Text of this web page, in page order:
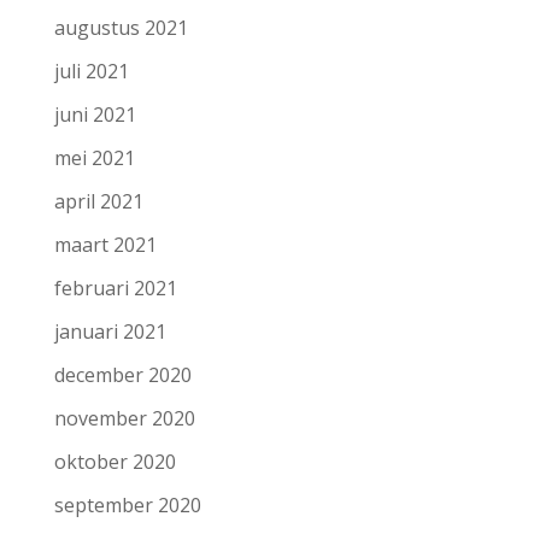
augustus 2021
juli 2021
juni 2021
mei 2021
april 2021
maart 2021
februari 2021
januari 2021
december 2020
november 2020
oktober 2020
september 2020